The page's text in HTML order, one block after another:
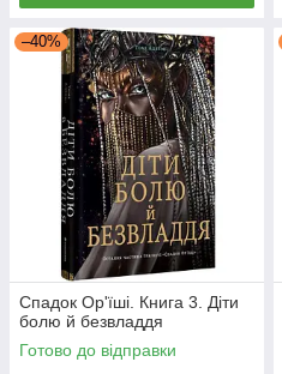
–40%
Cпaдoк Op'їшi. Книга 3. Діти
болю й безвладдя
Готово до відправки